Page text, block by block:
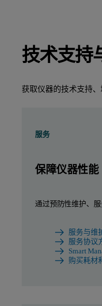
技术支持
获取仪器的技术支持
服务
保障仪器性能
通过预防性维护、
服务与维
服务协议
Smart
购买耗材